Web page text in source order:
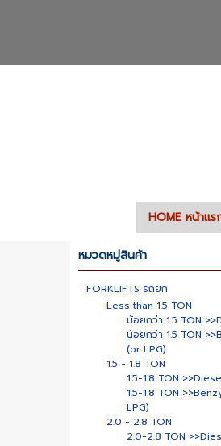
HOME หน้าแร
หมวดหมู่สินค้า
FORKLIFTS รถยก
Less than 1.5 TON
น้อยกว่า 1.5 TON
น้อยกว่า 1.5 TON
(or LPG)
1.5 - 1.8 TON
1.5-1.8 TON
1.5-1.8 TON
LPG)
2.0 - 2.8 TON
2.0-2.8 TON